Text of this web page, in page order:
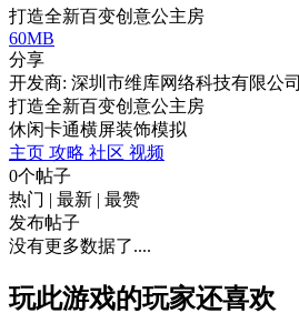
打造全新百变创意公主房
60MB
分享
开发商: 深圳市维库网络科技有限公司
打造全新百变创意公主房
休闲卡通横屏装饰模拟
主页 攻略 社区 视频
0个帖子
热门 | 最新 | 最赞
发布帖子
没有更多数据了....
玩此游戏的玩家还喜欢